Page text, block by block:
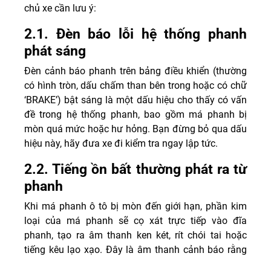
chủ xe cần lưu ý:
2.1. Đèn báo lỗi hệ thống phanh
phát sáng
Đèn cảnh báo phanh trên bảng điều khiển (thường
có hình tròn, dấu chấm than bên trong hoặc có chữ
‘BRAKE’) bật sáng là một dấu hiệu cho thấy có vấn
đề trong hệ thống phanh, bao gồm má phanh bị
mòn quá mức hoặc hư hỏng. Bạn đừng bỏ qua dấu
hiệu này, hãy đưa xe đi kiểm tra ngay lập tức.
2.2. Tiếng ồn bất thường phát ra từ
phanh
Khi má phanh ô tô bị mòn đến giới hạn, phần kim
loại của má phanh sẽ cọ xát trực tiếp vào đĩa
phanh, tạo ra âm thanh ken két, rít chói tai hoặc
tiếng kêu lạo xạo. Đây là âm thanh cảnh báo rằng